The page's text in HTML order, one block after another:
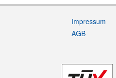
Impressum
AGB